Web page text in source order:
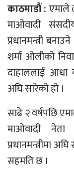
काठमाडौं : एमाले
माओवादी
प्रधानमन्त्री
शर्मा ओलीको
दाहाललाई आधा
अघि सारेको हो ।
साढे २ वर्षपछि
माओवादी नेता
प्रधानमन्त्रीमा
सहमति छ ।